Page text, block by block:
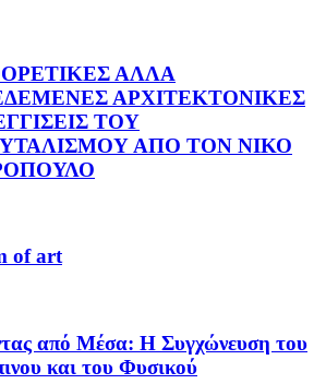
ΑΛΛΑ
ΑΡΧΙΤΕΚΤΟΝΙΚΕΣ
ΤΟΥ
ΑΠΟ ΤΟΝ ΝΙΚΟ
of art
από Μέσα: Η Συγχώνευση του
και του Φυσικού